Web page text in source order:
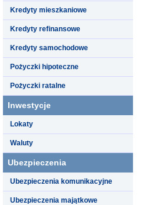
Kredyty mieszkaniowe
Kredyty refinansowe
Kredyty samochodowe
Pożyczki hipoteczne
Pożyczki ratalne
Inwestycje
Lokaty
Waluty
Ubezpieczenia
Ubezpieczenia komunikacyjne
Ubezpieczenia majątkowe